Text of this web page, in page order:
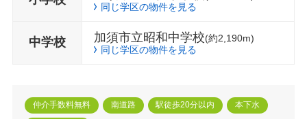
同じ学区の物件を見る
中学校 加須市立昭和中学校(約2,190m)
同じ学区の物件を見る
仲介手数料無料 南道路 駅徒歩20分以内 本下水